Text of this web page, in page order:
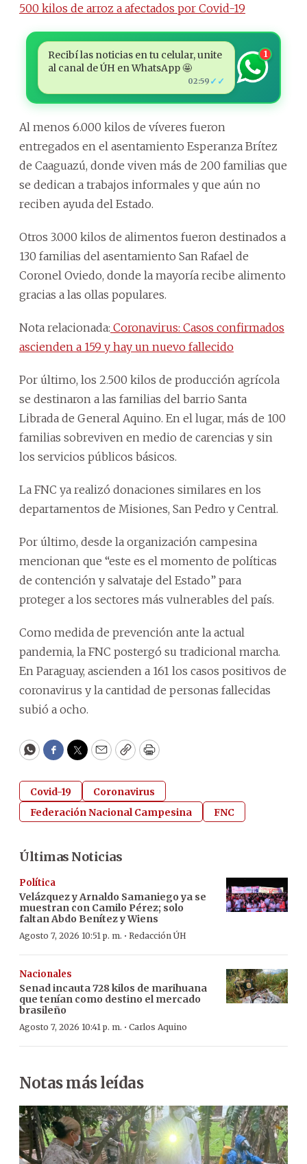
500 kilos de arroz a afectados por Covid-19
Recibí las noticias en tu celular, unite
al canal de ÚH en WhatsApp 🤩
02:59 ✓✓
1
Al menos 6.000 kilos de víveres fueron
entregados en el asentamiento Esperanza Brítez
de Caaguazú, donde viven más de 200 familias que
se dedican a trabajos informales y que aún no
reciben ayuda del Estado.
Otros 3.000 kilos de alimentos fueron destinados a
130 familias del asentamiento San Rafael de
Coronel Oviedo, donde la mayoría recibe alimento
gracias a las ollas populares.
Nota relacionada: Coronavirus: Casos confirmados
ascienden a 159 y hay un nuevo fallecido
Por último, los 2.500 kilos de producción agrícola
se destinaron a las familias del barrio Santa
Librada de General Aquino. En el lugar, más de 100
familias sobreviven en medio de carencias y sin
los servicios públicos básicos.
La FNC ya realizó donaciones similares en los
departamentos de Misiones, San Pedro y Central.
Por último, desde la organización campesina
mencionan que “este es el momento de políticas
de contención y salvataje del Estado” para
proteger a los sectores más vulnerables del país.
Como medida de prevención ante la actual
pandemia, la FNC postergó su tradicional marcha.
En Paraguay, ascienden a 161 los casos positivos de
coronavirus y la cantidad de personas fallecidas
subió a ocho.
WhatsApp
Facebook
Twitter
EmailCopyPrint
Covid-19
Coronavirus
Federación Nacional Campesina
FNC
Últimas Noticias
Política
Velázquez y Arnaldo Samaniego ya se
muestran con Camilo Pérez; solo
faltan Abdo Benítez y Wiens
Agosto 7, 2026 10:51 p. m. · Redacción ÚH
Nacionales
Senad incauta 728 kilos de marihuana
que tenían como destino el mercado
brasileño
Agosto 7, 2026 10:41 p. m. · Carlos Aquino
Notas más leídas